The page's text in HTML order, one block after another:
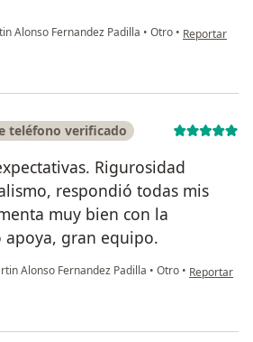
Alonso Fernandez Padilla • Otro • en opinión
Reportar
teléfono verificado
Rigurosidad
respondió todas mis
muy bien con la
gran equipo.
Alonso Fernandez Padilla • Otro • en opinión
Reportar